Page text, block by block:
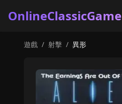
OnlineClassicGame
遊戲 / 射擊 / 異形